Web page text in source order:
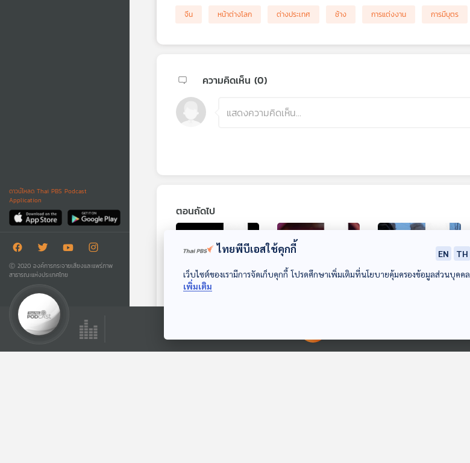
ดาวน์โหลด Thai PBS Podcast
Application
Ⓒ 2020 องค์การกระจายเสียงและแพร่ภาพ
สาธารณะแห่งประเทศไทย
จีน หน้าต่างโลก ต่างประเทศ ช้าง การแต่งงาน การมีบุตร
ความคิดเห็น (0)
ตอนถัดไป
หน้าต่างโลก
คุกคามชีวิต
หน้าต่างโลก หน้าต่างโลก
ไทยพีบีเอสใช้คุกกี้ EN
TH
เว็บไซต์ของเรามีการจัดเก็บคุกกี้ โปรดศึกษาเพิ่มเติมที่นโยบายคุ้มครองข้อมูลส่วนบุคคล
เพิ่มเติม